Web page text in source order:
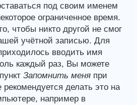
под своим именем
ограниченное время.
чтобы никто другой не смог
учётной записью. Для
вводить имя
каждый раз, Вы можете
Запомнить меня при
делать это на
например в